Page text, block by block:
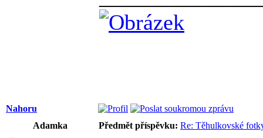
Nahoru
Adamka
Předmět příspěvku: Re: Těhulkovské